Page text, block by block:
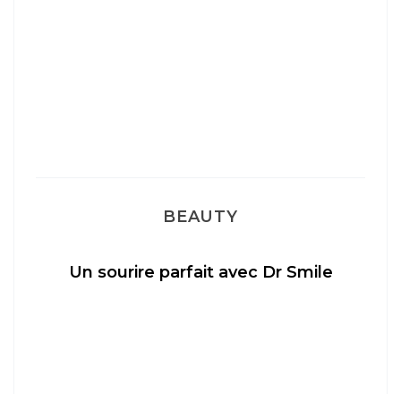
BEAUTY
Un sourire parfait avec Dr Smile